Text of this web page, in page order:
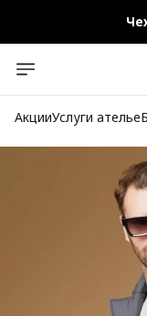
Бесплатная
АкцииУслуги ателье